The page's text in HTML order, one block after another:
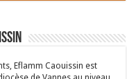
Eflamm Caouissin est